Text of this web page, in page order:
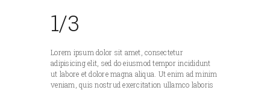
1/3
Lorem ipsum dolor sit amet, consectetur
adipisicing elit, sed do eiusmod tempor incididunt
ut labore et dolore magna aliqua. Ut enim ad minim
veniam, quis nostrud exercitation ullamco laboris